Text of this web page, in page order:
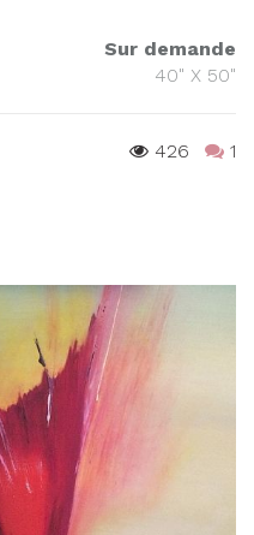
Sur demande
40" X 50"
426 1